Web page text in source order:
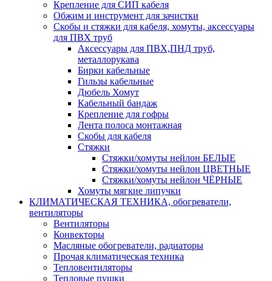
Крепление для СИП кабеля
Обжим и инструмент для зачистки
Скобы и стяжки для кабеля, хомуты, аксессуары
для ПВХ труб
Аксессуары для ПВХ,ПНД труб,
металлорукава
Бирки кабельные
Гильзы кабельные
Дюбель Хомут
Кабельный бандаж
Крепление для гофры
Лента полоса монтажная
Скобы для кабеля
Стяжки
Стяжки/хомуты нейлон БЕЛЫЕ
Стяжки/хомуты нейлон ЦВЕТНЫЕ
Стяжки/хомуты нейлон ЧЁРНЫЕ
Хомуты мягкие липучки
КЛИМАТИЧЕСКАЯ ТЕХНИКА, обогреватели,
вентиляторы
Вентиляторы
Конвекторы
Масляные обогреватели, радиаторы
Прочая климатическая техника
Тепловентиляторы
Тепловые пушки